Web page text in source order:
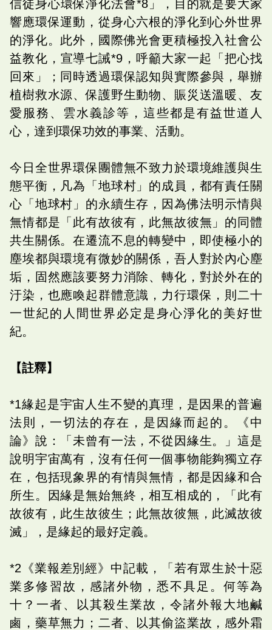
信徒身心環保淨化法會*8」，目的就是要大家
響應環保運動，從身心六根的淨化到心外世界
的淨化。此外，國際佛光會更積極投入社會公
益教化，宣導七誡*9，呼籲大家一起「把心找
回來」；同時透過環保認知與實際參與，舉辦
植樹救水源、保護野生動物、賑災送溫暖、友
愛服務、雲水義診等，這些都是有益世道人
心，達到環保功效的事業、活動。
今日全世界環保團體無不致力於環境維護與生
態平衡，凡為「地球村」的成員，都有責任關
心「地球村」的永續生存，因為佛法明示情與
無情都是「此有故彼有，此無故彼無」的同體
共生關係。在遷流不息的轉變中，即使極小的
塵埃都與環境有微妙的關係，吾人對於內心塵
垢，固然應該要努力消除、轉化，對於外在的
汙染，也應喚起群體意識，力行環保，則二十
一世紀的人間世界必定是身心淨化的美好世
紀。
【註釋】
*1緣起是宇宙人生不變的真理，是因果的普遍
法則，一切法的存在，是因緣而起的。《中
論》說：「未曾有一法，不從因緣生。」這是
說明宇宙萬有，沒有任何一個事物能夠獨立存
在，包括現象界的有情與無情，都是因緣和合
所生。因緣是無始無終，相互相成的，「此有
故彼有，此生故彼生；此無故彼無，此滅故彼
滅」，是緣起的最好定義。
*2《業報差別經》中記載，「若有眾生於十惡
業多修習故，感諸外物，悉不具足。何等為
十？一者、以其殺生業故，令諸外報大地鹹
鹵，藥草無力；二者、以其偷盜業故，感外霜